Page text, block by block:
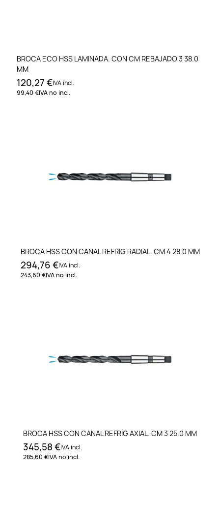
BROCA ECO HSS LAMINADA. CON CM REBAJADO 3 38.0
MM
120,27 €IVA incl.
99,40 €IVA no incl.
BROCA HSS CON CANAL REFRIG RADIAL. CM 4 28.0 MM
294,76 €IVA incl.
243,60 €IVA no incl.
BROCA HSS CON CANAL REFRIG AXIAL. CM 3 25.0 MM
345,58 €IVA incl.
285,60 €IVA no incl.